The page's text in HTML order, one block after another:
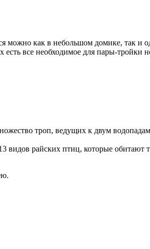
можно как в небольшом домике, так и
все необходимое для пары-тройки
троп, ведущих к двум
видов райских птиц, которые обитают